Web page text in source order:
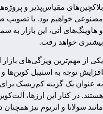
بلاکچین‌های مقیاس‌پذیر و
و هاوینگ‌های آتی، این بازار به
بیشتری خواهد رفت.
افزایش توجه به استیبل کوین‌ها و
به عنوان یک گزینه کم‌ریسک
هستند. در کنار این ارزها،
مانند سولانا و اتریوم نیز